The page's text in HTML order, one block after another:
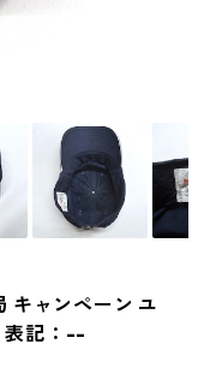
キャンペーン ユ
表記：--